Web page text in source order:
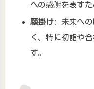
への感謝を表すた
願掛け: 未来への
く、特に初詣や
す。